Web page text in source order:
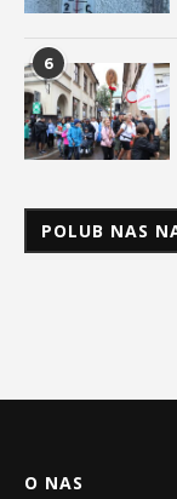
6
POLUB NAS
O NAS